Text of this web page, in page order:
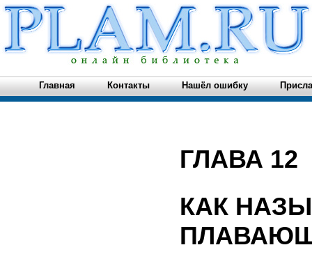
Главная Контакты Нашёл ошибку
ГЛАВА 12
КАК